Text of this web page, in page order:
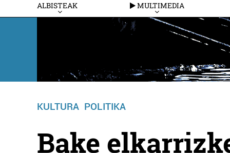
ALBISTEAK MULTIMEDIA
KULTURA POLITIKA
Bake